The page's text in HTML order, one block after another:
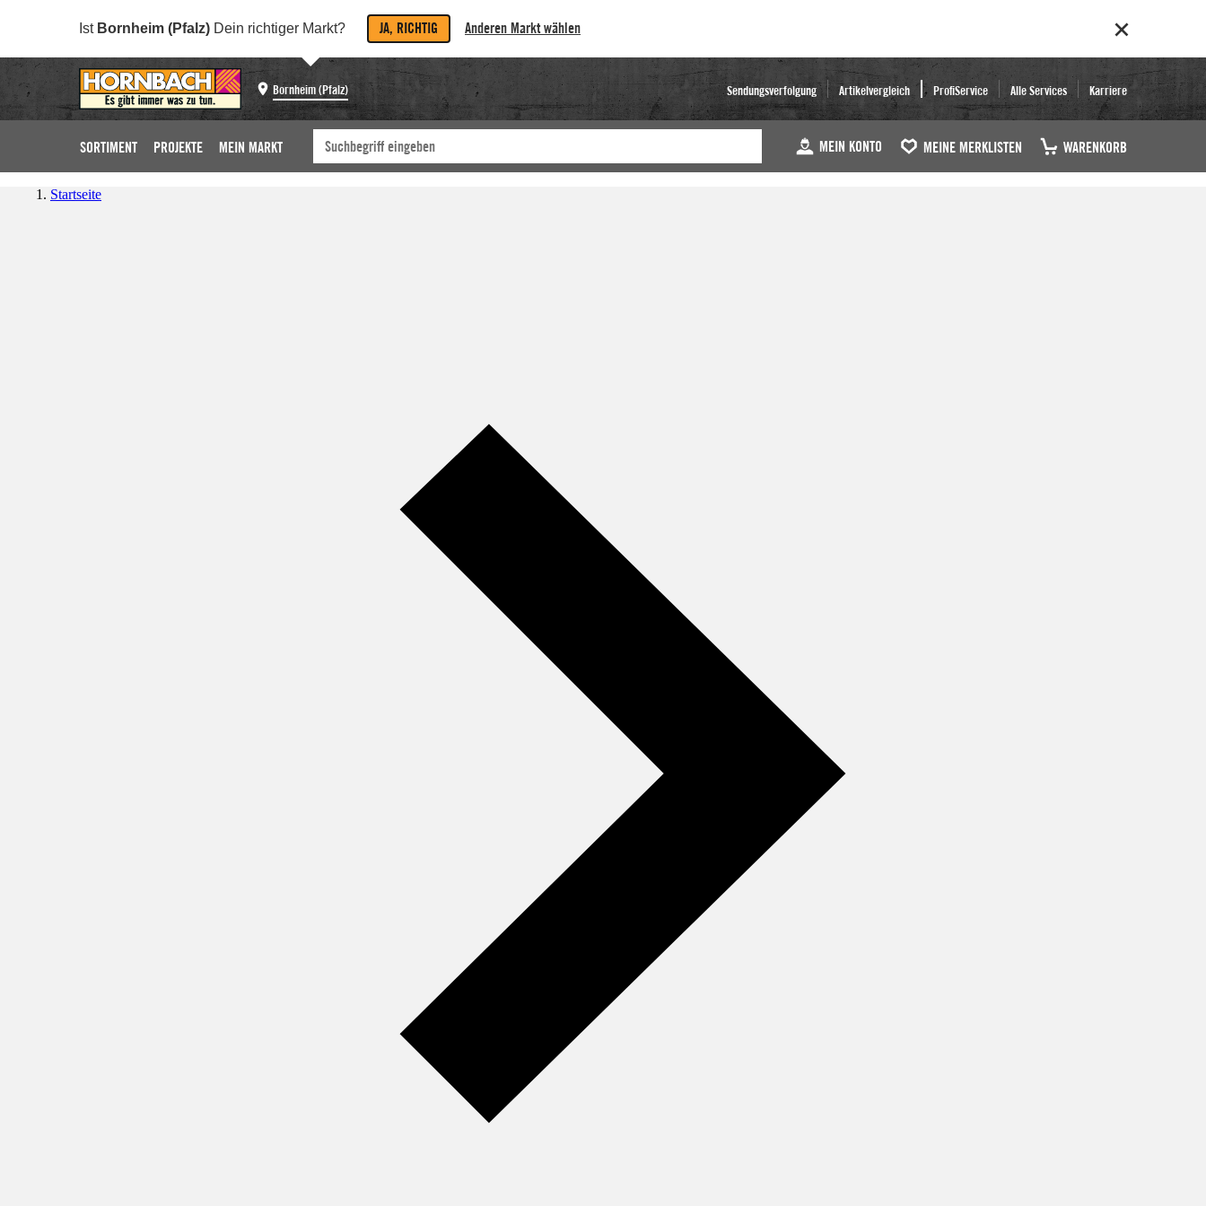
Ist Bornheim (Pfalz) Dein richtiger Markt? JA, RICHTIG Anderen Markt wählen
Bornheim (Pfalz) Sendungsverfolgung Artikelvergleich ProfiService Alle Services Karriere
SORTIMENT PROJEKTE MEIN MARKT MEIN KONTO MEINE MERKLISTEN WARENKORB
Startseite